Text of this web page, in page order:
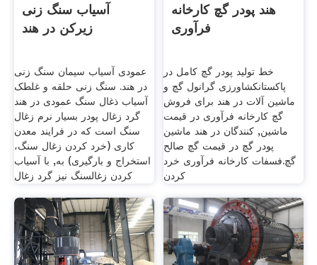
آسیاب سنگ زنی
زیرکن در هند
عمودی آسیاب سیمان سنگ زنی
در هند. سنگ زنی حلقه و غلطک
آسیاب ذغال سنگ عمودی در هند
گرد زغال پودر بسیار نرم زغال
سنگ است که در فرایند معدن
کاری (خرد کردن زغال سنگ،
استخراج و بارگیری) به, با آسیاب
کردن زغالسنگ نیز گرد زغال
هند پودر گچ کارخانه
فرآوری
خط تولید پودر گچ کامل در
پاکستانکشاورزی گرانول گچ و
ماشین آلات در هند برای فروش
گچ کارخانه فرآوری در قیمت
ماشین, کنندگان در هند ماشین
پودر گچ در قیمت گچ صالح
گچ.فسفات کارخانه فرآوری خرد
کردن